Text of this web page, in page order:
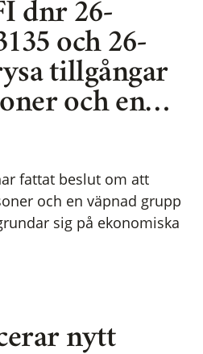
dnr 26-
och 26-
tillgångar
och en…
fattat beslut om att
och en väpnad grupp
sig på ekonomiska
nytt